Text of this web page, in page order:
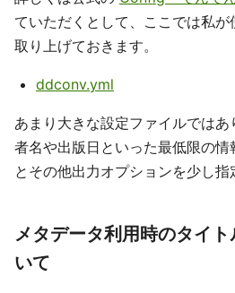
ていただくとして、ここでは私
取り上げておきます。
ddconv.yml
あまり大きな設定ファイルでは
者名や出版日といった最低限の情
とその他出力オプションを少し指
メタデータ利用時のタイ
いて